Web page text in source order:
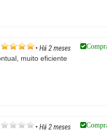
• Há 2 meses
muito eficiente
• Há 2 meses